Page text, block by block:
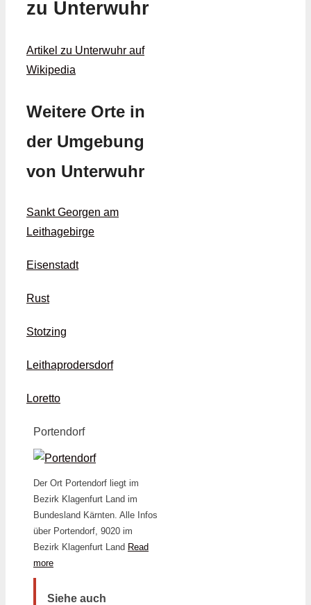
zu Unterwuhr
Artikel zu Unterwuhr auf
Wikipedia
Weitere Orte in
der Umgebung
von Unterwuhr
Sankt Georgen am
Leithagebirge
Eisenstadt
Rust
Stotzing
Leithaprodersdorf
Loretto
Portendorf
Der Ort Portendorf liegt im
Bezirk Klagenfurt Land im
Bundesland Kärnten. Alle Infos
über Portendorf, 9020 im
Bezirk Klagenfurt Land Read
more
Siehe auch